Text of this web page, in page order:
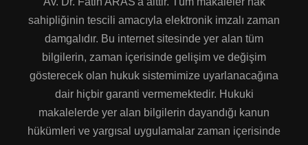
sahipliğinin tescili amacıyla elektronik imzalı zaman
damgalıdır. Bu internet sitesinde yer alan tüm
bilgilerin, zaman içerisinde gelişim ve değişim
gösterecek olan hukuk sistemimize uyarlanacağına
dair hiçbir garanti vermemektedir. Hukuki
makalelerde yer alan bilgilerin dayandığı kanun
hükümleri ve yargısal uygulamalar zaman içerisinde